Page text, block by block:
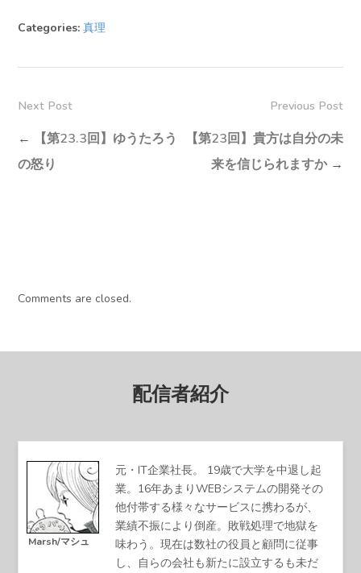
Categories: 真理
Previous Post
【第23回】貴方は自分の未
来を信じられますか→
Next Post
←
【第23.3回】ゆうたろう
の怒り
Comments are closed.
配信者紹介
Marsh/マシュ
元・IT企業社長。 19歳で大学を中退し起
業。16年あまりWEBシステムの開発その
他付帯する様々なサービスに携わるが、
業績不振により倒産。敗戦処理で地獄を
味わう。現在は数社の役員と顧問に従事
し、自らの会社も新たに設立するも未だ